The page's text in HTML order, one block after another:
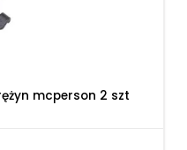
mcperson 2 szt